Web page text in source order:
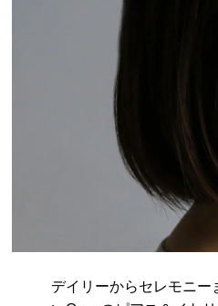
デイリーからセレモニー